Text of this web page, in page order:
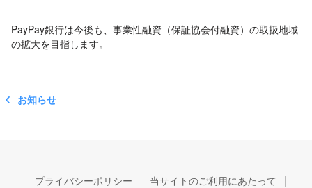
PayPay銀行は今後も、事業性融資（保証協会付融資）の取扱地域
の拡大を目指します。
お知らせ
プライバシーポリシー 当サイトのご利用にあたって